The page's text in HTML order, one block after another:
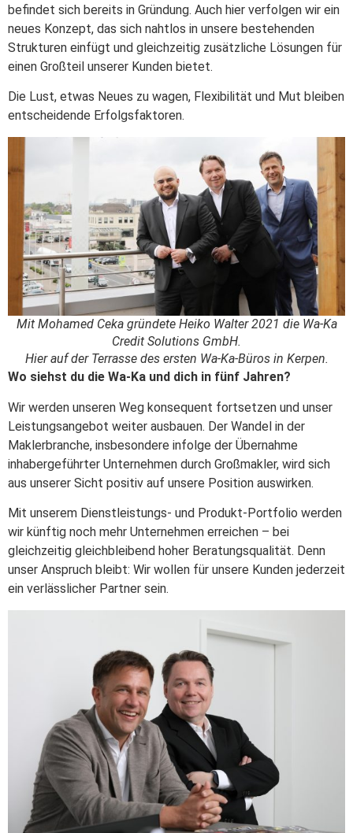
befindet sich bereits in Gründung. Auch hier verfolgen wir ein
neues Konzept, das sich nahtlos in unsere bestehenden
Strukturen einfügt und gleichzeitig zusätzliche Lösungen für
einen Großteil unserer Kunden bietet.
Die Lust, etwas Neues zu wagen, Flexibilität und Mut bleiben
entscheidende Erfolgsfaktoren.
Mit Mohamed Ceka gründete Heiko Walter 2021 die Wa-Ka
Credit Solutions GmbH.
Hier auf der Terrasse des ersten Wa-Ka-Büros in Kerpen.
Wo siehst du die Wa-Ka und dich in fünf Jahren?
Wir werden unseren Weg konsequent fortsetzen und unser
Leistungsangebot weiter ausbauen. Der Wandel in der
Maklerbranche, insbesondere infolge der Übernahme
inhabergeführter Unternehmen durch Großmakler, wird sich
aus unserer Sicht positiv auf unsere Position auswirken.
Mit unserem Dienstleistungs- und Produkt-Portfolio werden
wir künftig noch mehr Unternehmen erreichen – bei
gleichzeitig gleichbleibend hoher Beratungsqualität. Denn
unser Anspruch bleibt: Wir wollen für unsere Kunden jederzeit
ein verlässlicher Partner sein.